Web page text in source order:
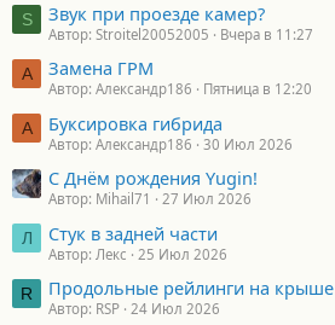
S Звук при проезде камер?
Автор: Stroitel20052005 Вчера в 11:27
А Замена ГРМ
Автор: Александр186 Пятница в 12:20
А Буксировка гибрида
Автор: Александр186 30 Июл 2026
С Днём рождения Yugin!
Автор: Mihail71 27 Июл 2026
Л Стук в задней части
Автор: Лекс 25 Июл 2026
R Продольные рейлинги на крыше
Автор: RSP 24 Июл 2026